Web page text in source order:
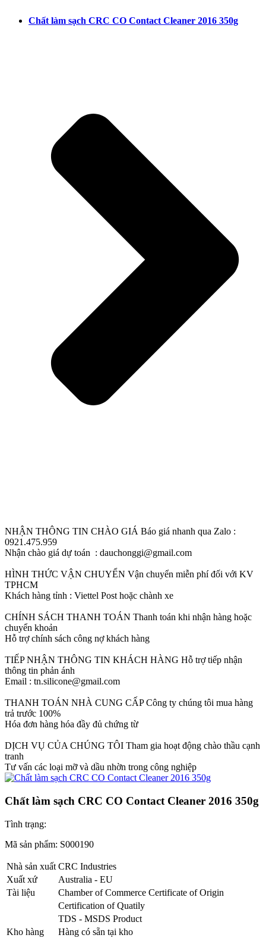
Chất làm sạch CRC CO Contact Cleaner 2016 350g
NHẬN THÔNG TIN CHÀO GIÁ Báo giá nhanh qua Zalo :
0921.475.959
Nhận chào giá dự toán : dauchonggi@gmail.com
HÌNH THỨC VẬN CHUYỂN Vận chuyển miễn phí đối với KV
TPHCM
Khách hàng tỉnh : Viettel Post hoặc chành xe
CHÍNH SÁCH THANH TOÁN Thanh toán khi nhận hàng hoặc
chuyển khoản
Hỗ trợ chính sách công nợ khách hàng
TIẾP NHẬN THÔNG TIN KHÁCH HÀNG Hỗ trợ tiếp nhận
thông tin phản ánh
Email : tn.silicone@gmail.com
THANH TOÁN NHÀ CUNG CẤP Công ty chúng tôi mua hàng
trả trước 100%
Hóa đơn hàng hóa đầy đủ chứng từ
DỊCH VỤ CỦA CHÚNG TÔI Tham gia hoạt động chào thầu cạnh
tranh
Tư vấn các loại mỡ và dầu nhờn trong công nghiệp
Chất làm sạch CRC CO Contact Cleaner 2016 350g
Tình trạng:
Mã sản phẩm: S000190
Nhà sản xuất CRC Industries
Xuất xứ
Australia - EU
Tài liệu
Chamber of Commerce Certificate of Origin
Certification of Quatily
TDS - MSDS Product
Kho hàng
Hàng có sẵn tại kho